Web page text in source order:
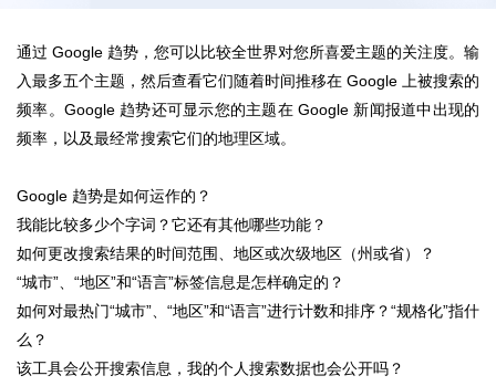
通过 Google 趋势，您可以比较全世界对您所喜爱主题的关注度。输
入最多五个主题，然后查看它们随着时间推移在 Google 上被搜索的
频率。Google 趋势还可显示您的主题在 Google 新闻报道中出现的
频率，以及最经常搜索它们的地理区域。
Google 趋势是如何运作的？
我能比较多少个字词？它还有其他哪些功能？
如何更改搜索结果的时间范围、地区或次级地区（州或省）？
“城市”、“地区”和“语言”标签信息是怎样确定的？
如何对最热门“城市”、“地区”和“语言”进行计数和排序？“规格化”指什
么？
该工具会公开搜索信息，我的个人搜索数据也会公开吗？